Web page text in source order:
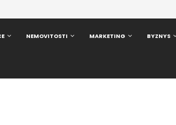
NEMOVITOSTI MARKETING BYZNYS